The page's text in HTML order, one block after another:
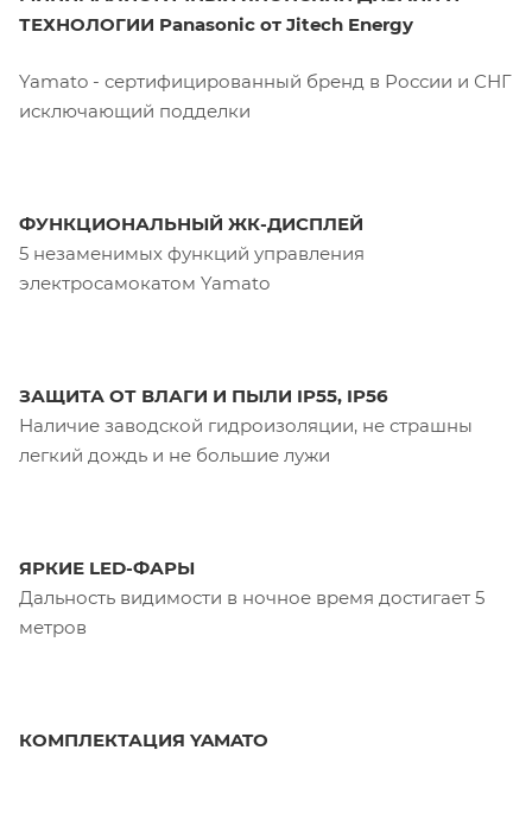
ТЕХНОЛОГИИ Panasonic от Jitech Energy
Yamato - сертифицированный бренд в России и СНГ
исключающий подделки
ФУНКЦИОНАЛЬНЫЙ ЖК-ДИСПЛЕЙ
5 незаменимых функций управления
электросамокатом Yamato
ЗАЩИТА ОТ ВЛАГИ И ПЫЛИ IP55, IP56
Наличие заводской гидроизоляции, не страшны
легкий дождь и не большие лужи
ЯРКИЕ LED-ФАРЫ
Дальность видимости в ночное время достигает 5
метров
КОМПЛЕКТАЦИЯ YAMATO